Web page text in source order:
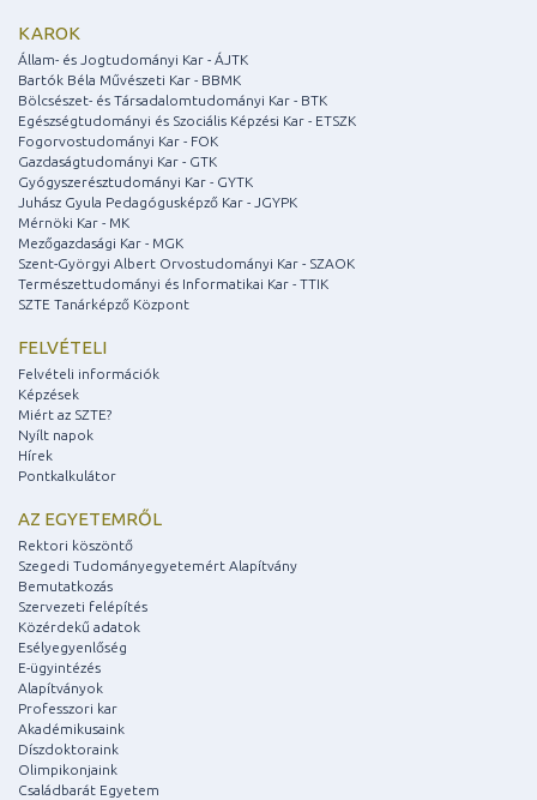
KAROK
Állam- és Jogtudományi Kar - ÁJTK
Bartók Béla Művészeti Kar - BBMK
Bölcsészet- és Társadalomtudományi Kar - BTK
Egészségtudományi és Szociális Képzési Kar - ETSZK
Fogorvostudományi Kar - FOK
Gazdaságtudományi Kar - GTK
Gyógyszerésztudományi Kar - GYTK
Juhász Gyula Pedagógusképző Kar - JGYPK
Mérnöki Kar - MK
Mezőgazdasági Kar - MGK
Szent-Györgyi Albert Orvostudományi Kar - SZAOK
Természettudományi és Informatikai Kar - TTIK
SZTE Tanárképző Központ
FELVÉTELI
Felvételi információk
Képzések
Miért az SZTE?
Nyílt napok
Hírek
Pontkalkulátor
AZ EGYETEMRŐL
Rektori köszöntő
Szegedi Tudományegyetemért Alapítvány
Bemutatkozás
Szervezeti felépítés
Közérdekű adatok
Esélyegyenlőség
E-ügyintézés
Alapítványok
Professzori kar
Akadémikusaink
Díszdoktoraink
Olimpikonjaink
Családbarát Egyetem